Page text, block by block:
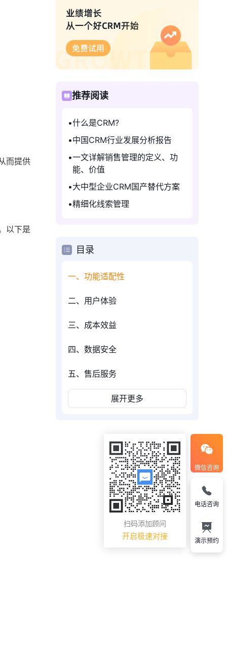
而提供
以下是
推荐阅读
什么是CRM?
中国CRM行业发展分析报告
一文详解销售管理的定义、功
能、价值
大中型企业CRM国产替代方案
精细化线索管理
目录
一、功能适配性
二、用户体验
三、成本效益
四、数据安全
五、售后服务
展开更多
微信咨询
扫码添加顾问
开启极速对接
电话咨询
演示预约